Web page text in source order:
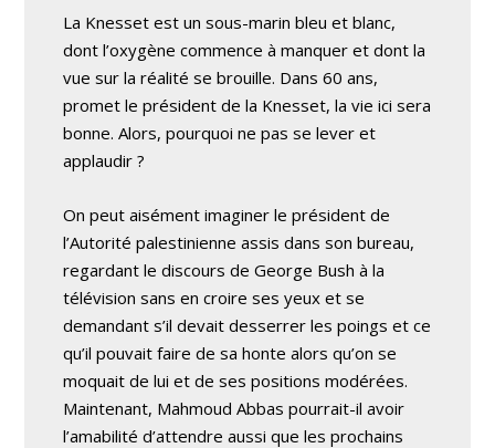
La Knesset est un sous-marin bleu et blanc,
dont l’oxygène commence à manquer et dont la
vue sur la réalité se brouille. Dans 60 ans,
promet le président de la Knesset, la vie ici sera
bonne. Alors, pourquoi ne pas se lever et
applaudir ?
On peut aisément imaginer le président de
l’Autorité palestinienne assis dans son bureau,
regardant le discours de George Bush à la
télévision sans en croire ses yeux et se
demandant s’il devait desserrer les poings et ce
qu’il pouvait faire de sa honte alors qu’on se
moquait de lui et de ses positions modérées.
Maintenant, Mahmoud Abbas pourrait-il avoir
l’amabilité d’attendre aussi que les prochains